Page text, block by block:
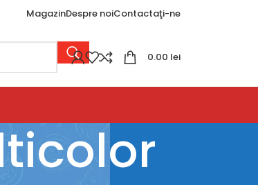
MagazinDespre noiContactaţi-ne
0.00 lei